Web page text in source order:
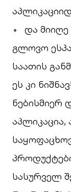
და მიიღე
გლოვო
საათის
ეს კი
ნებისმიერ
აპლიკაცია,
სასურველ